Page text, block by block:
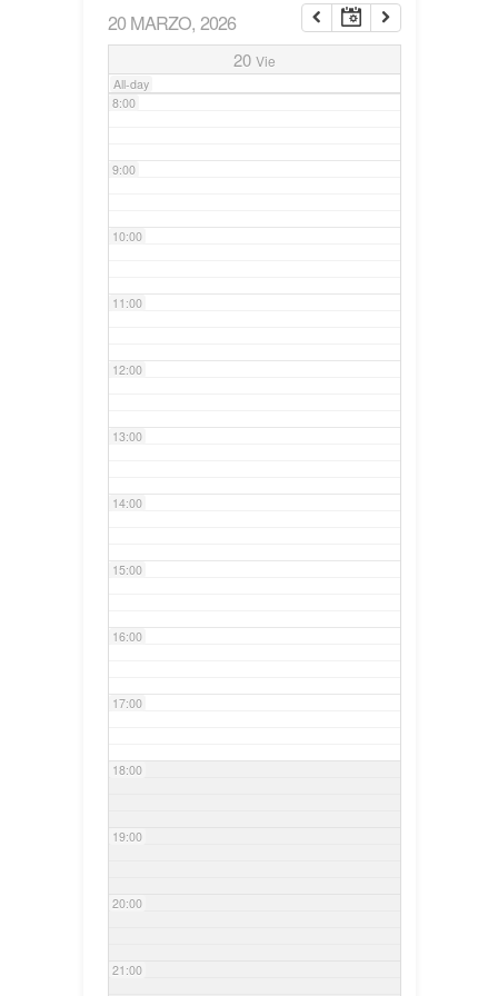
20 MARZO, 2026
20 Vie
All-day
7:00
8:00
9:00
10:00
11:00
12:00
13:00
14:00
15:00
16:00
17:00
18:00
19:00
20:00
21:00